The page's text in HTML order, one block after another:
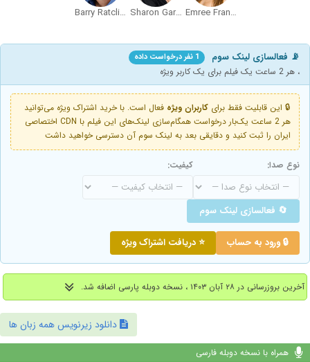
Emree Franklin
Sharon Gardner
Barry Ratcliffe
📡 فعالسازی لینک سوم 1 نفر درخواست داده
، هر 2 ساعت یک فیلم برای یک کاربر ویژه
🔒 این قابلیت فقط برای کاربران ویژه فعال است. با خرید اشتراک ویژه می‌توانید
هر 2 ساعت یک‌بار درخواست همگام‌سازی لینک‌های این فیلم با CDN اختصاصی
ایران را ثبت کنید و دقایقی بعد به لینک سوم آن دسترسی خواهید داشت
نوع صدا: کیفیت:
🔄 فعالسازی لینک سوم
🔒 ورود به حساب ⭐ دریافت اشتراک ویژه
آخرین بروزرسانی در ۲۸ آبان ۱۴۰۳ ، نسخه دوبله پارسی اضافه شد.
دانلود زیرنویس همه زبان ها
همراه با نسخه دوبله فارسی